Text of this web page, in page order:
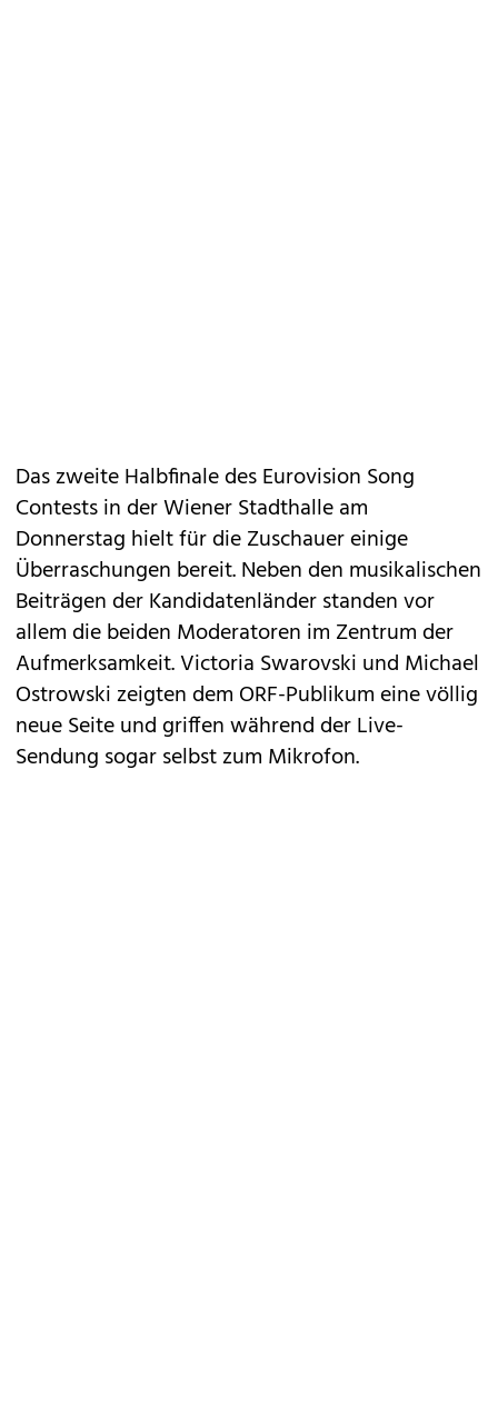
Das zweite Halbfinale des Eurovision Song
Contests in der Wiener Stadthalle am
Donnerstag hielt für die Zuschauer einige
Überraschungen bereit. Neben den musikalischen
Beiträgen der Kandidatenländer standen vor
allem die beiden Moderatoren im Zentrum der
Aufmerksamkeit. Victoria Swarovski und Michael
Ostrowski zeigten dem ORF-Publikum eine völlig
neue Seite und griffen während der Live-
Sendung sogar selbst zum Mikrofon.